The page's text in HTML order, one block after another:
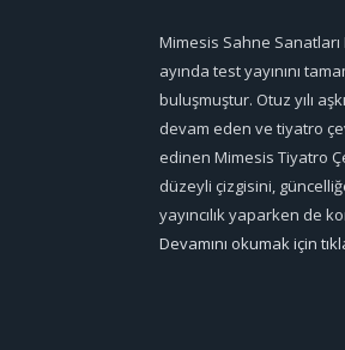
Mimesis Sahne Sanatları
ayında test yayınını
buluşmuştur. Otuz yılı
devam eden ve tiyatro
edinen Mimesis Tiyatro
düzeyli çizgisini,
yayıncılık yaparken de
Devamını okumak için